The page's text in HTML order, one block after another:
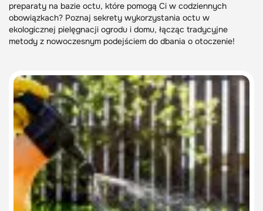
preparaty na bazie octu, które pomogą Ci w codziennych
obowiązkach? Poznaj sekrety wykorzystania octu w
ekologicznej pielęgnacji ogrodu i domu, łącząc tradycyjne
metody z nowoczesnym podejściem do dbania o otoczenie!